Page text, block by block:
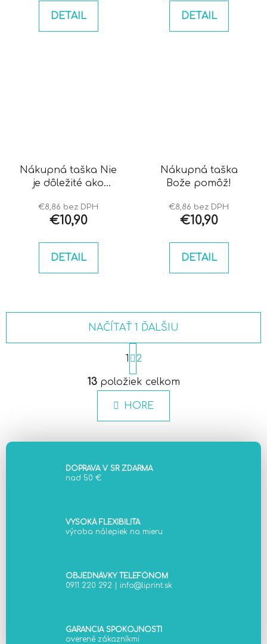
DETAIL DETAIL
Nákupná taška Nie
je dôležité ako
€8,86 bez DPH
€10,90
DETAIL
Nákupná taška
Bože pomôž!
€8,86 bez DPH
€10,90
DETAIL
O
v
l
á
d
i
v
k
ý
p
NAČÍTAŤ 1 ĎALŠIU
S
t
r
á
n
k
a
i
e
1 2
13položiek celkom
HORE
DOPRAVA V SR ZDARMA
nad 50 €
VYSOKÁ FLEXIBILITA
výroba nálepiek na mieru
OBJEDNÁVKY TELEFÓNOM
0911 220 292 | info@liprint.sk
GARANCIA SPOKOJNOSTI
overené zákazníkmi